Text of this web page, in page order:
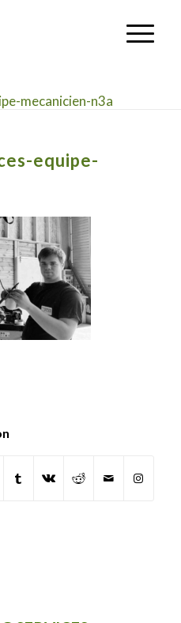
mecanicien-n3a
equipe-